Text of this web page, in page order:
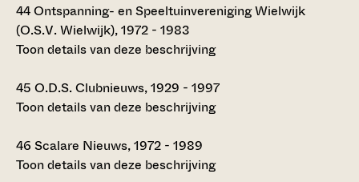
44Ontspanning- en Speeltuinvereniging Wielwijk
(O.S.V. Wielwijk), 1972 - 1983
Toon details van deze beschrijving
45 O.D.S. Clubnieuws, 1929 - 1997
Toon details van deze beschrijving
46 Scalare Nieuws, 1972 - 1989
Toon details van deze beschrijving